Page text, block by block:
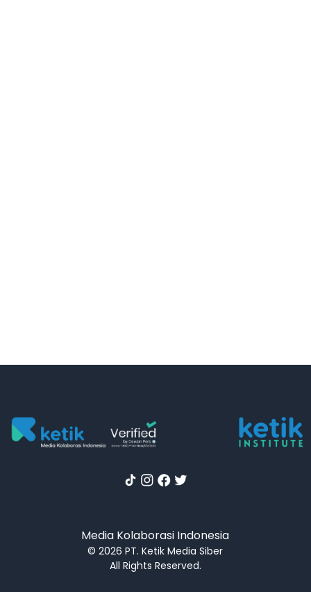
Media Kolaborasi Indonesia
© 2026 PT. Ketik Media Siber
All Rights Reserved.